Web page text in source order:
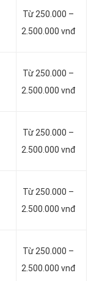
Từ 250.000 –
2.500.000 vnđ
Từ 250.000 –
2.500.000 vnđ
Từ 250.000 –
2.500.000 vnđ
Từ 250.000 –
2.500.000 vnđ
Từ 250.000 –
2.500.000 vnđ